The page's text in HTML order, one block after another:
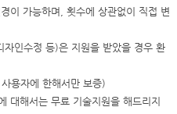
이 가능하며, 횟수에 상관없이 직접 변
자인수정 등)은 지원을 받았을 경우 환
용자에 한해서만 보증)
대해서는 무료 기술지원을 해드리지